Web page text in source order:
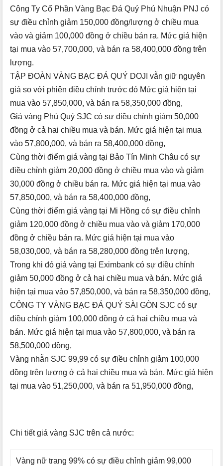
Công Ty Cổ Phần Vàng Bạc Đá Quý Phú Nhuận PNJ có
sự điều chỉnh giảm 150,000 đồng/lượng ở chiều mua
vào và giảm 100,000 đồng ở chiều bán ra. Mức giá hiện
tại mua vào 57,700,000, và bán ra 58,400,000 đồng trên
lượng.
TẬP ĐOÀN VÀNG BẠC ĐÁ QUÝ DOJI vẫn giữ nguyên
giá so với phiên điều chỉnh trước đó Mức giá hiện tại
mua vào 57,850,000, và bán ra 58,350,000 đồng,
Giá vàng Phú Quý SJC có sự điều chỉnh giảm 50,000
đồng ở cả hai chiều mua và bán. Mức giá hiện tại mua
vào 57,800,000, và bán ra 58,400,000 đồng,
Cùng thời điểm giá vàng tại Bảo Tín Minh Châu có sự
điều chỉnh giảm 20,000 đồng ở chiều mua vào và giảm
30,000 đồng ở chiều bán ra. Mức giá hiện tại mua vào
57,850,000, và bán ra 58,400,000 đồng,
Cùng thời điểm giá vàng tại Mi Hồng có sự điều chỉnh
giảm 120,000 đồng ở chiều mua vào và giảm 170,000
đồng ở chiều bán ra. Mức giá hiện tại mua vào
58,030,000, và bán ra 58,280,000 đồng trên lượng,
Trong khi đó giá vàng tại Eximbank có sự điều chỉnh
giảm 50,000 đồng ở cả hai chiều mua và bán. Mức giá
hiện tại mua vào 57,850,000, và bán ra 58,350,000 đồng,
CÔNG TY VÀNG BẠC ĐÁ QUÝ SÀI GÒN SJC có sự
điều chỉnh giảm 100,000 đồng ở cả hai chiều mua và
bán. Mức giá hiện tại mua vào 57,800,000, và bán ra
58,500,000 đồng,
Vàng nhẫn SJC 99,99 có sự điều chỉnh giảm 100,000
đồng trên lượng ở cả hai chiều mua và bán. Mức giá hiện
tại mua vào 51,250,000, và bán ra 51,950,000 đồng,
Chi tiết giá vàng SJC trên cả nước:
Vàng nữ trang 99% có sự điều chỉnh giảm 99,000